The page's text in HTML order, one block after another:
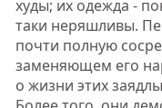
худы; их одежда -
таки неряшливы.
почти полную
заменяющем его
о жизни этих